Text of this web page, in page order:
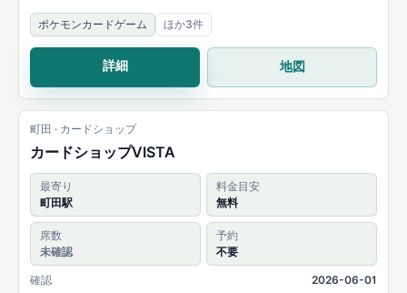
大会開催が案内されています。
ポケモンカードゲーム
ほか3件
詳細 地図
町田 · カードショップ
カードショップVISTA
最寄り
町田駅
料金目安
無料
席数
未確認
予約
不要
確認 2026-06-01